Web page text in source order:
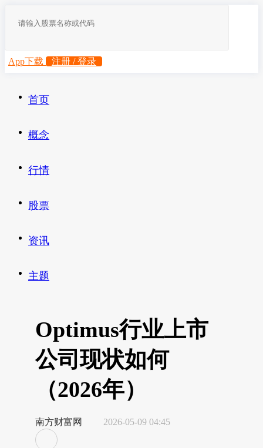
App下载 注册 / 登录
首页
概念
行情
股票
资讯
主题
Optimus行业上市
公司现状如何
（2026年）
南方财富网 2026-05-09 04:45